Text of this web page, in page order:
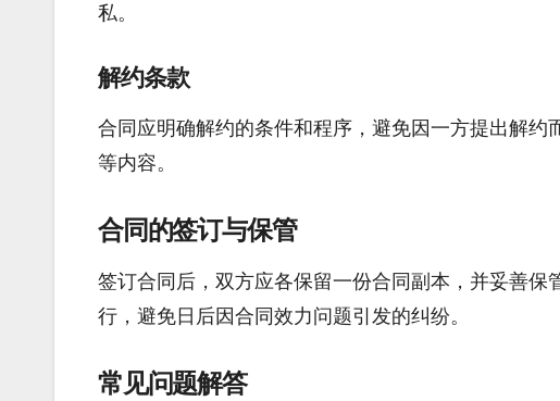
私。
解约条款
合同应明确解约的条件和程序，避免因一方提出解
等内容。
合同的签订与保管
签订合同后，双方应各保留一份合同副本，并妥善
行，避免日后因合同效力问题引发的纠纷。
常见问题解答